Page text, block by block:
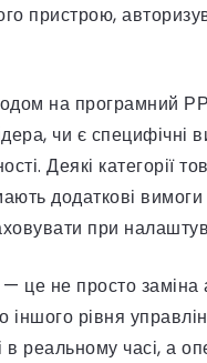
пристрою,
на програмний
чи є специфічні
Деякі категорії
додаткові вимоги
при
це не просто
іншого рівня
в реальному часі, а